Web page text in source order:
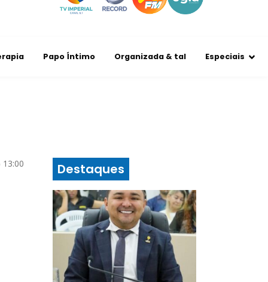
Papo Íntimo Organizada & tal Especiais
Destaques